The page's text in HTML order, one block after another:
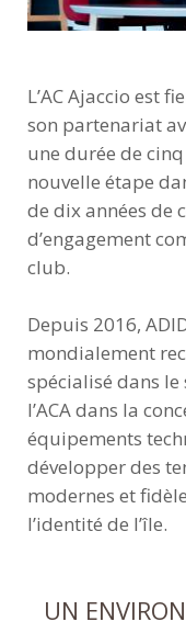
L’AC Ajaccio est
son partenariat
une durée de
nouvelle étape
de dix années de
d’engagement
club.
Depuis 2016,
mondialement
spécialisé dans
l’ACA dans la
équipements
développer des
modernes et
l’identité de l’île.
UN